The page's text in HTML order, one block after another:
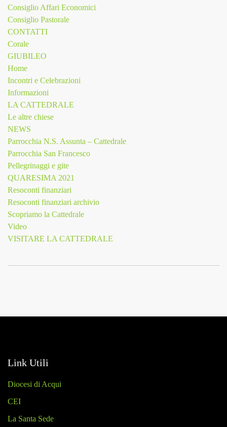
Consiglio Affari Economici
Consiglio Pastorale
CONTATTI
Corale
GIUBILEO
Home
Incontri e Celebrazioni
Informazioni
LA CATTEDRALE
Le altre chiese
NEWS
Parrocchia N.S. Assunta – Cattedrale
Parrocchia San Francesco
Pellegrinaggi e gite
QUARESIMA 2021
Resoconti finanziari
Resoconti finanziari archivio
Scopriamo la Cattedrale
Video
VISITARE LA CATTEDRALE
Link Utili
Diocesi di Acqui
CEI
La Santa Sede